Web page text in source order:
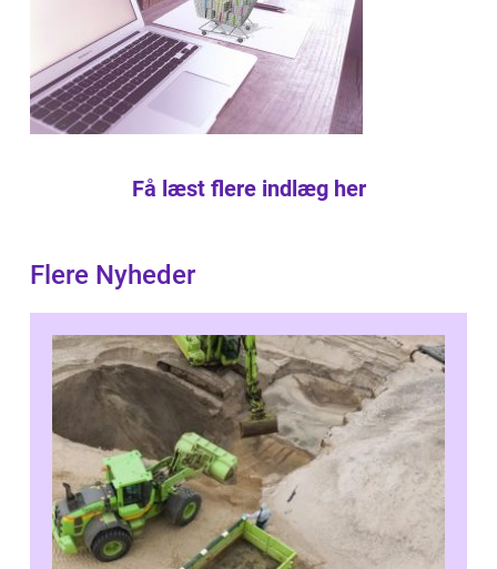
Få læst flere indlæg her
Flere Nyheder